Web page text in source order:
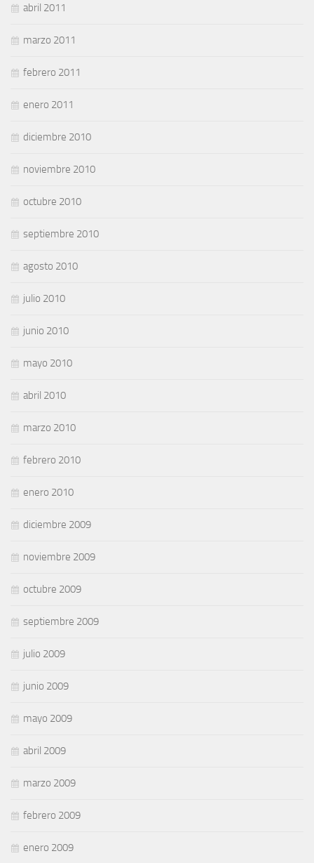
abril 2011
marzo 2011
febrero 2011
enero 2011
diciembre 2010
noviembre 2010
octubre 2010
septiembre 2010
agosto 2010
julio 2010
junio 2010
mayo 2010
abril 2010
marzo 2010
febrero 2010
enero 2010
diciembre 2009
noviembre 2009
octubre 2009
septiembre 2009
julio 2009
junio 2009
mayo 2009
abril 2009
marzo 2009
febrero 2009
enero 2009